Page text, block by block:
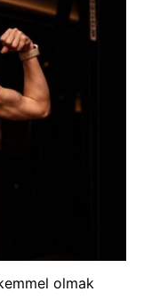
olmak